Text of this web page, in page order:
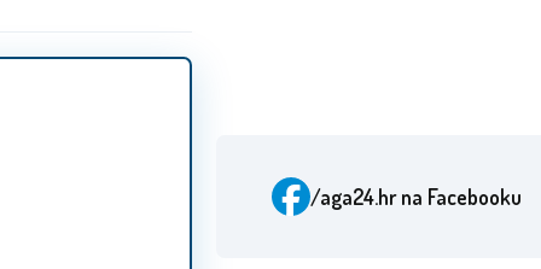
/aga24.hrna Facebooku